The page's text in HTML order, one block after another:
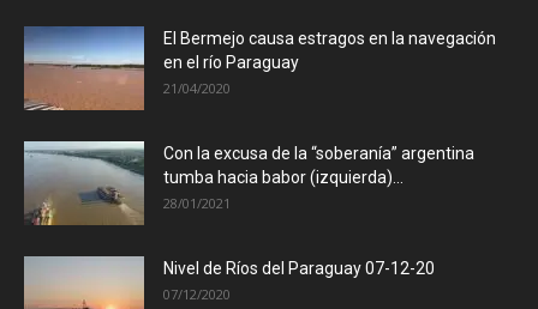
El Bermejo causa estragos en la navegación
en el río Paraguay
21/04/2020
Con la excusa de la “soberanía” argentina
tumba hacia babor (izquierda)...
28/01/2021
Nivel de Ríos del Paraguay 07-12-20
07/12/2020